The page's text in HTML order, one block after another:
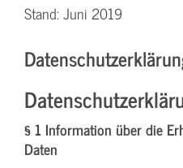
Stand: Juni 2019
§ 1 Information über die
Daten